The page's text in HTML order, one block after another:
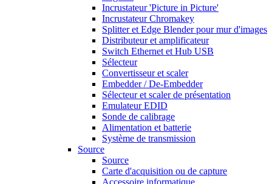
Incrustateur 'Picture in Picture'
Incrustateur Chromakey
Splitter et Edge Blender pour mur d'images
Distributeur et amplificateur
Switch Ethernet et Hub USB
Sélecteur
Convertisseur et scaler
Embedder / De-Embedder
Sélecteur et scaler de présentation
Emulateur EDID
Sonde de calibrage
Alimentation et batterie
Système de transmission
Source
Source
Carte d'acquisition ou de capture
Accessoire informatique